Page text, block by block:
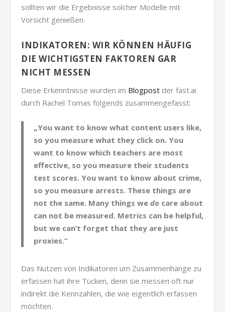
sollten wir die Ergebnisse solcher Modelle mit
Vorsicht genießen.
INDIKATOREN: WIR KÖNNEN HÄUFIG
DIE WICHTIGSTEN FAKTOREN GAR
NICHT MESSEN
Diese Erkenntnisse wurden im Blogpost der fast.ai
durch Rachel Tomas folgends zusammengefasst:
„You want to know what content users like,
so you measure what they click on. You
want to know which teachers are most
effective, so you measure their students
test scores. You want to know about crime,
so you measure arrests. These things are
not the same. Many things wedo care about
can not be measured. Metrics can be helpful,
but we can’t forget that they are just
proxies.“
Das Nutzen von Indikatoren um Zusammenhänge zu
erfassen hat ihre Tücken, denn sie messen oft nur
indirekt die Kennzahlen, die wie eigentlich erfassen
möchten.